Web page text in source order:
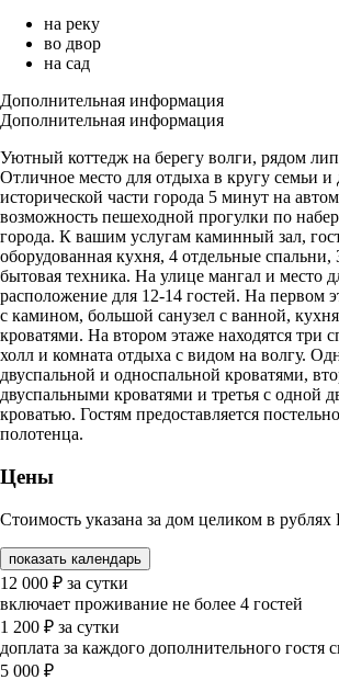
на реку
во двор
на сад
Дополнительная информация
Дополнительная информация
Уютный коттедж на берегу волги, рядом
Отличное место для отдыха в кругу семьи и
исторической части города 5 минут на
возможность пешеходной прогулки по
города. К вашим услугам каминный зал,
оборудованная кухня, 4 отдельные спальни,
бытовая техника. На улице мангал и место
расположение для 12-14 гостей. На первом
с камином, большой санузел с ванной,
кроватями. На втором этаже находятся три
холл и комната отдыха с видом на волгу.
двуспальной и односпальной кроватями,
двуспальными кроватями и третья с одной
кроватью. Гостям предоставляется
полотенца.
Цены
Стоимость указана за дом целиком в
показать календарь
12 000 ₽ за сутки
включает проживание не более 4 гостей
1 200 ₽ за сутки
доплата за каждого дополнительного гостя
5 000 ₽